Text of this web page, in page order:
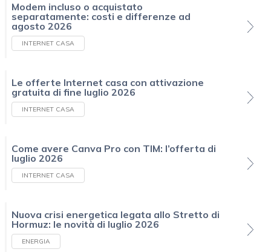
Modem incluso o acquistato
separatamente: costi e differenze ad
agosto 2026
INTERNET CASA
Le offerte Internet casa con attivazione
gratuita di fine luglio 2026
INTERNET CASA
Come avere Canva Pro con TIM: l’offerta di
luglio 2026
INTERNET CASA
Nuova crisi energetica legata allo Stretto di
Hormuz: le novità di luglio 2026
ENERGIA